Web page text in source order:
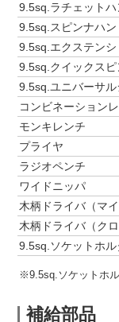
9.5sq.ラチェット
9.5sq.スピンナハン
9.5sq.エクステンシ
9.5sq.クイックスピ
9.5sq.ユニバーサル
コンビネーション
モンキレンチ
プライヤ
ラジオペンチ
ワイドニッパ
木柄ドライバ（マイ
木柄ドライバ（クロ
9.5sq.ソケットホル
※9.5sq.ソケットホ
補給部品